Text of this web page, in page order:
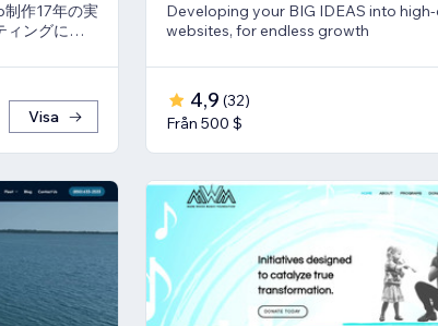
作17年の実
ィングに強
Visa
Developing your BIG IDEAS into
websites, for endless growth
4,9 (32)
Från 500 $